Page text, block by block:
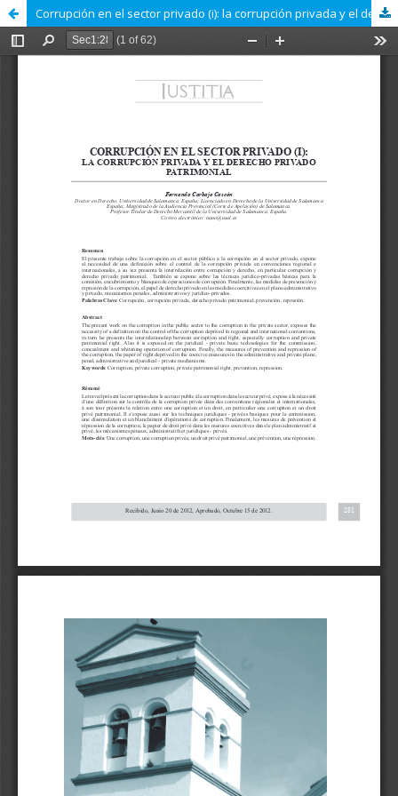
Corrupción en el sector privado (i): la corrupción privada y el derecho privado patrimonial